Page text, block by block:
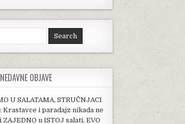
NEDAVNE OBJAVE
U SALATAMA, STRUČNJACI
Krastavce i paradajz nikada ne
u ISTOJ salati, EVO